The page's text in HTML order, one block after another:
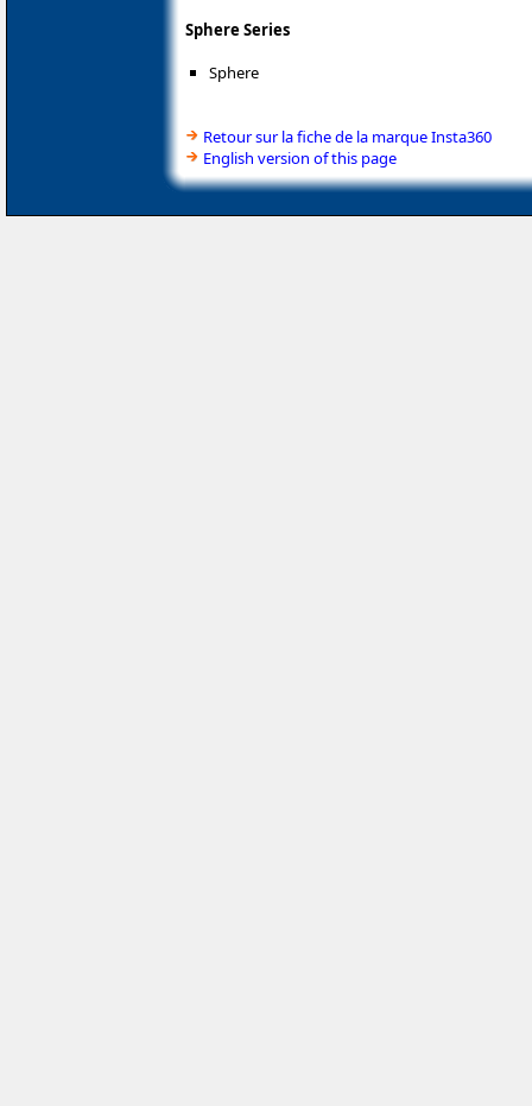
Sphere Series
Sphere
Retour sur la fiche de la marque Insta360
English version of this page